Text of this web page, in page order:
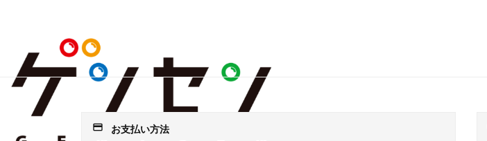
payment お支払い方法